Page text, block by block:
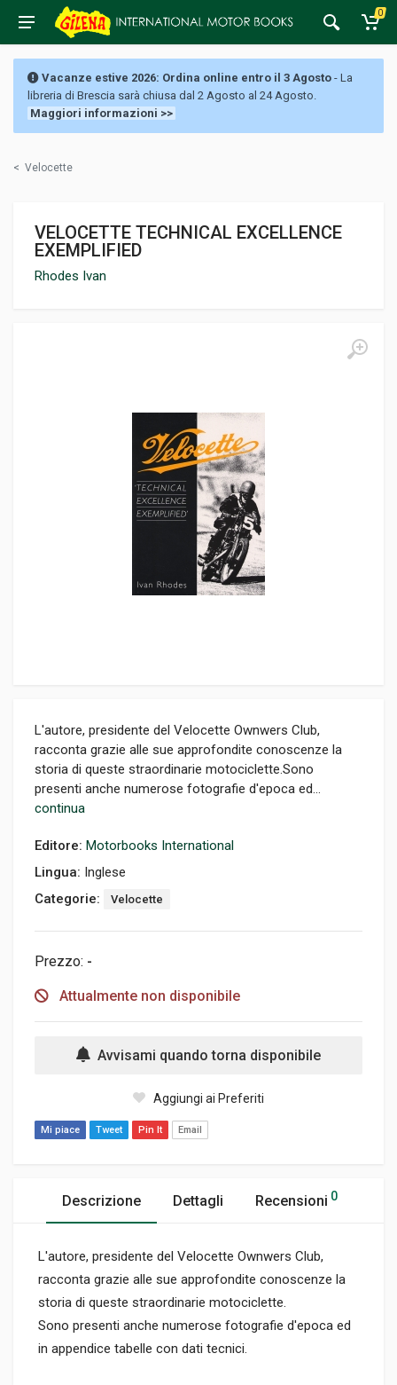
0
Vacanze estive 2026: Ordina online entro il 3 Agosto - La
libreria di Brescia sarà chiusa dal 2 Agosto al 24 Agosto.
Maggiori informazioni >>
< Velocette
VELOCETTE TECHNICAL EXCELLENCE
EXEMPLIFIED
Rhodes Ivan
L'autore, presidente del Velocette Ownwers Club,
racconta grazie alle sue approfondite conoscenze la
storia di queste straordinarie motociclette.Sono
presenti anche numerose fotografie d'epoca ed...
continua
Editore: Motorbooks International
Lingua: Inglese
Categorie:
Velocette
Prezzo: -
Attualmente non disponibile
Avvisami quando torna disponibile
Aggiungi ai Preferiti
Mi piace Tweet Pin It Email
Descrizione Dettagli Recensioni 0
L'autore, presidente del Velocette Ownwers Club,
racconta grazie alle sue approfondite conoscenze la
storia di queste straordinarie motociclette.
Sono presenti anche numerose fotografie d'epoca ed
in appendice tabelle con dati tecnici.